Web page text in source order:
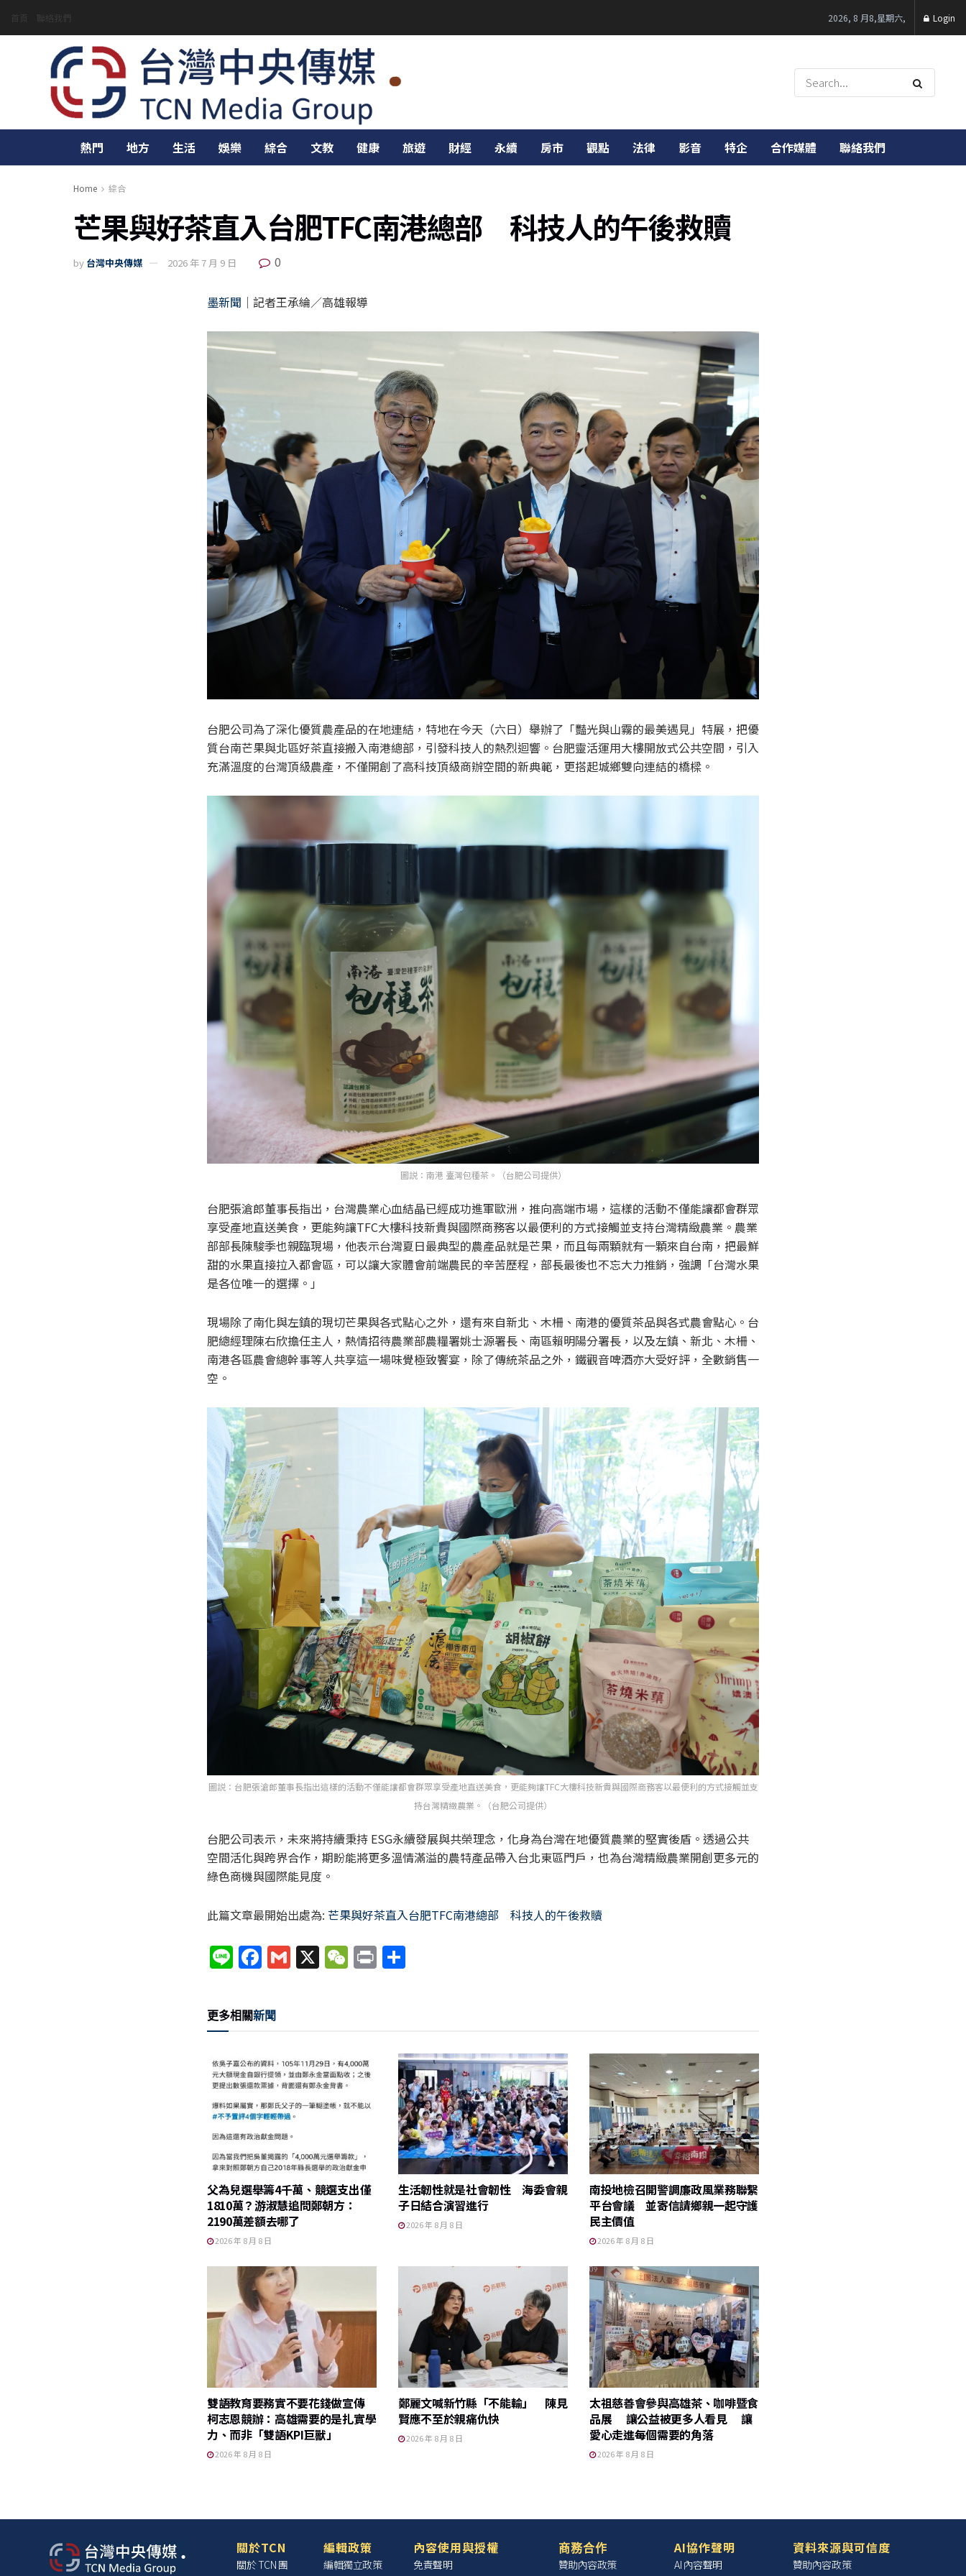
首頁 2026, 8 月8,星期六, Login
熱門 地方 生活 娛樂 綜合 文教 健康 旅遊 財經 永續 房市 觀點 法律 影音 特企 合作媒體 聯絡我們
Home 綜合
芒果與好茶直入台肥TFC南港總部 科技人的午後救贖
by 台灣中央傳媒 2026 年 7 月 9 日 0
墨新聞 ｜記者王承綸／高雄報導
台肥公司為了深化優質農產品的在地連結，特地在今天（六日）舉辦了「豔光與山霧的最美遇見」特展，把優
質台南芒果與北區好茶直接搬入南港總部，引發科技人的熱烈迴響。台肥靈活運用大樓開放式公共空間，引入
充滿溫度的台灣頂級農產，不僅開創了高科技頂級商辦空間的新典範，更搭起城鄉雙向連結的橋樑。
圖説：南港 臺灣包種茶。（台肥公司提供）
台肥張滄郎董事長指出，台灣農業心血結晶已經成功進軍歐洲，推向高端市場，這樣的活動不僅能讓都會群眾
享受產地直送美食，更能夠讓TFC大樓科技新貴與國際商務客以最便利的方式接觸並支持台灣精緻農業。農業
部部長陳駿季也親臨現場，他表示台灣夏日最典型的農產品就是芒果，而且每兩顆就有一顆來自台南，把最鮮
甜的水果直接拉入都會區，可以讓大家體會前端農民的辛苦歷程，部長最後也不忘大力推銷，強調「台灣水果
是各位唯一的選擇。」
現場除了南化與左鎮的現切芒果與各式點心之外，還有來自新北、木柵、南港的優質茶品與各式農會點心。台
肥總經理陳右欣擔任主人，熱情招待農業部農糧署姚士源署長、南區賴明陽分署長，以及左鎮、新北、木柵、
南港各區農會總幹事等人共享這一場味覺極致饗宴，除了傳統茶品之外，鐵觀音啤酒亦大受好評，全數銷售一
空。
圖説：台肥張滄郎董事長指出這樣的活動不僅能讓都會群眾享受產地直送美食，更能夠讓TFC大樓科技新貴與國際商務客以最便利的方式接觸並支
持台灣精緻農業。（台肥公司提供）
台肥公司表示，未來將持續秉持 ESG永續發展與共榮理念，化身為台灣在地優質農業的堅實後盾。透過公共
空間活化與跨界合作，期盼能將更多溫情滿溢的農特產品帶入台北東區門戶，也為台灣精緻農業開創更多元的
綠色商機與國際能見度。
此篇文章最開始出處為: 芒果與好茶直入台肥TFC南港總部 科技人的午後救贖
Li
n
e
F
a
c
e
o
o
k
G
m
X W
e
P
ri
更多相關新聞
父為兒選舉籌4千萬、競選支出僅
1810萬？游淑慧追問鄭朝方：
2190萬差額去哪了
2026 年 8 月 8 日
生活韌性就是社會韌性 海委會親
子日結合演習進行
2026 年 8 月 8 日
南投地檢召開警調廉政風業務聯繫
平台會議 並寄信請鄉親一起守護
民主價值
2026 年 8 月 8 日
雙語教育要務實不要花錢做宣傳
柯志恩競辦：高雄需要的是扎實學
力、而非「雙語KPI巨獸」
2026 年 8 月 8 日
鄭麗文喊新竹縣「不能輸」 陳見
賢應不至於親痛仇快
2026 年 8 月 8 日
太祖慈善會參與高雄茶、咖啡暨食
品展 讓公益被更多人看見 讓
愛心走進每個需要的角落
2026 年 8 月 8 日
關於TCN
關於 TCN 團
編輯政策
編輯獨立政策
內容使用與授權
免責聲明
商務合作
贊助內容政策
AI協作聲明
AI 內容聲明
資料來源與可信度
贊助內容政策